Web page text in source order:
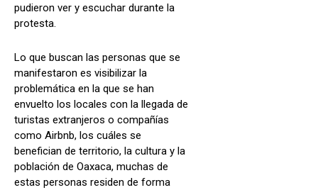
pudieron ver y escuchar durante la
protesta.
Lo que buscan las personas que se
manifestaron es visibilizar la
problemática en la que se han
envuelto los locales con la llegada de
turistas extranjeros o compañías
como Airbnb, los cuáles se
benefician de territorio, la cultura y la
población de Oaxaca, muchas de
estas personas residen de forma